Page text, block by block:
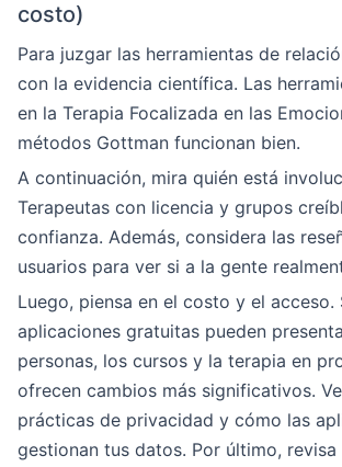
costo)
Para juzgar las herramientas de
con la evidencia científica. Las
en la Terapia Focalizada en las
métodos Gottman funcionan bien.
A continuación, mira quién está
Terapeutas con licencia y grupos
confianza. Además, considera las
usuarios para ver si a la gente
Luego, piensa en el costo y el acceso.
aplicaciones gratuitas pueden
personas, los cursos y la terapia en
ofrecen cambios más significativos.
prácticas de privacidad y cómo las
gestionan tus datos. Por último,